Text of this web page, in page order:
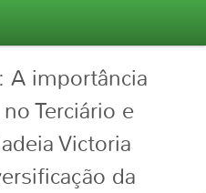
A importância
Terciário e
Victoria
da